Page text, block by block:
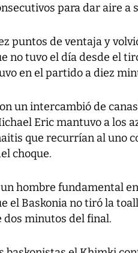
para dar aire a
puntos de ventaja y
no tuvo el día desde el
en el partido a diez
un intercambió de
Eric mantuvo a los
que recurrían al uno
choque.
hombre fundamental
el Baskonia no tiró la
dos minutos del final.